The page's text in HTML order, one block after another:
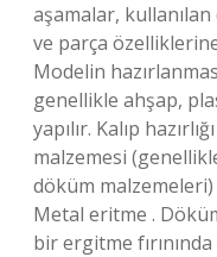
aşamalar,
ve parça
Modelin
genellikle ahşap,
yapılır. Kalıp
malzemesi
döküm malzemeleri)
Metal eritme .
bir ergitme